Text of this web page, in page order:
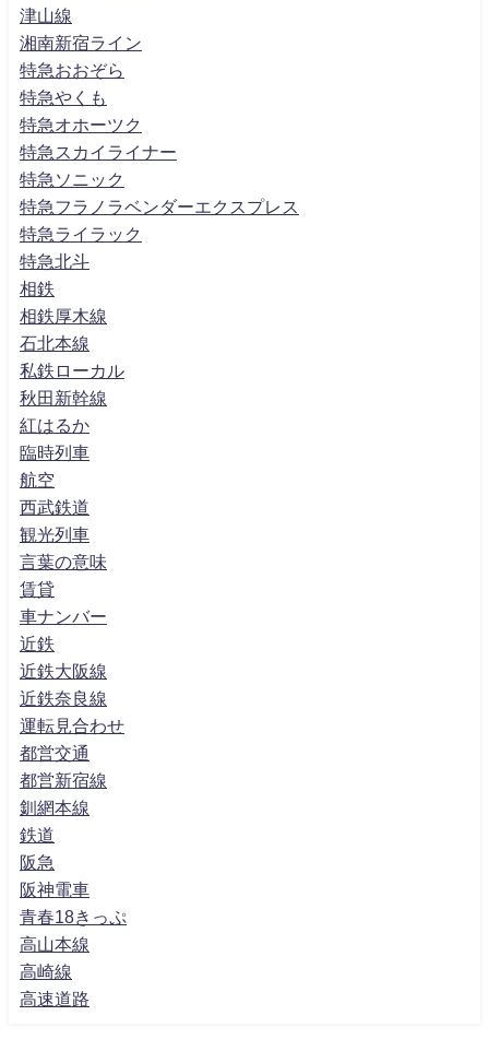
津山線
湘南新宿ライン
特急おおぞら
特急やくも
特急オホーツク
特急スカイライナー
特急ソニック
特急フラノラベンダーエクスプレス
特急ライラック
特急北斗
相鉄
相鉄厚木線
石北本線
私鉄ローカル
秋田新幹線
紅はるか
臨時列車
航空
西武鉄道
観光列車
言葉の意味
賃貸
車ナンバー
近鉄
近鉄大阪線
近鉄奈良線
運転見合わせ
都営交通
都営新宿線
釧網本線
鉄道
阪急
阪神電車
青春18きっぷ
高山本線
高崎線
高速道路